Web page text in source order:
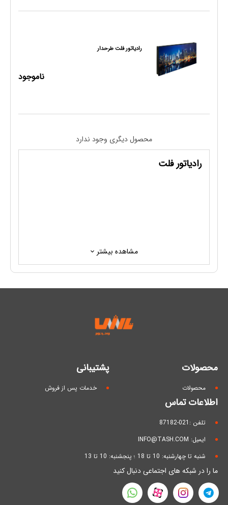
رادیاتور فلت طرحدار
ناموجود
محصول دیگری وجود ندارد
رادیاتور فلت
مشاهده بیشتر
محصولات
محصولات
پشتیبانی
خدمات پس از فروش
اطلاعات تماس
تلفن :021-87182
ایمیل: INFO@TASH.COM
شنبه تا چهارشنبه: 10 تا 18 ؛ پنجشنبه: 10 تا 13
ما را در شبکه های اجتماعی دنبال کنید